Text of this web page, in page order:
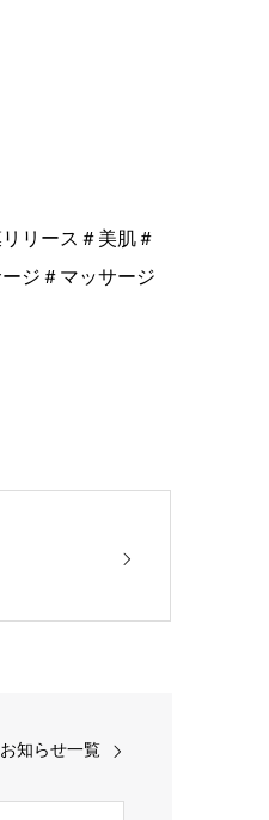
リース＃美肌＃
ジ＃マッサージ
お知らせ一覧